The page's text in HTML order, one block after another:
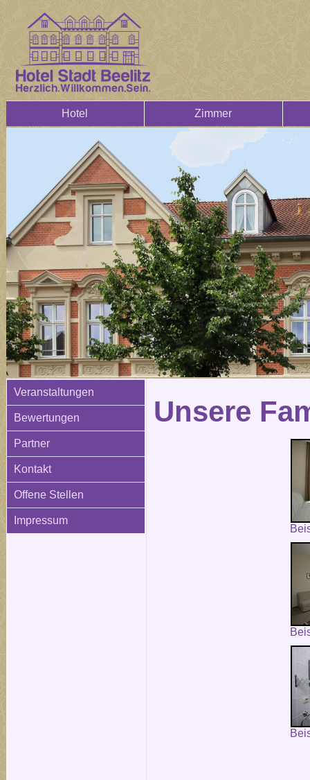
Hotel Zimmer
Veranstaltungen
Bewertungen
Partner
Kontakt
Offene Stellen
Impressum
Unsere